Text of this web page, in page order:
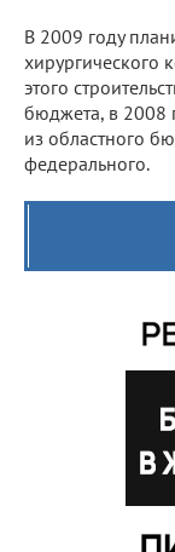
В 2009 году
этого
бюджета, в 2008
из областного
федерального.